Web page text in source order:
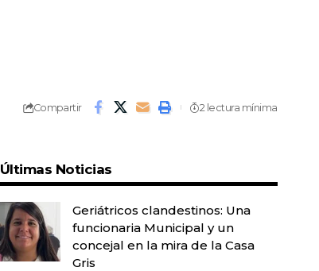
Compartir 2 lectura mínima
Últimas Noticias
Geriátricos clandestinos: Una
funcionaria Municipal y un
concejal en la mira de la Casa
Gris